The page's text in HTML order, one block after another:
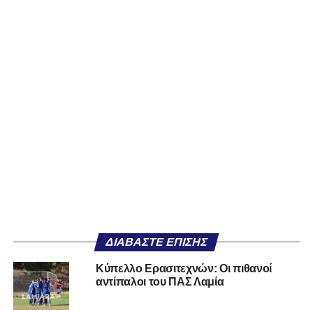
ΔΙΑΒΆΣΤΕ ΕΠΊΣΗΣ
Κύπελλο Ερασιτεχνών: Οι πιθανοί
αντίπαλοι του ΠΑΣ Λαμία